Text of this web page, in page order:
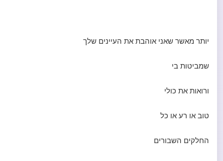
יותר מאשר שאני אוהבת את העיינים שלך
שמביטות בי
ורואות את כולי
טוב או רע או כל
החלקים השבורים